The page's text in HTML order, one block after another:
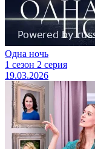
Одна ночь
1 сезон 2 серия
19.03.2026